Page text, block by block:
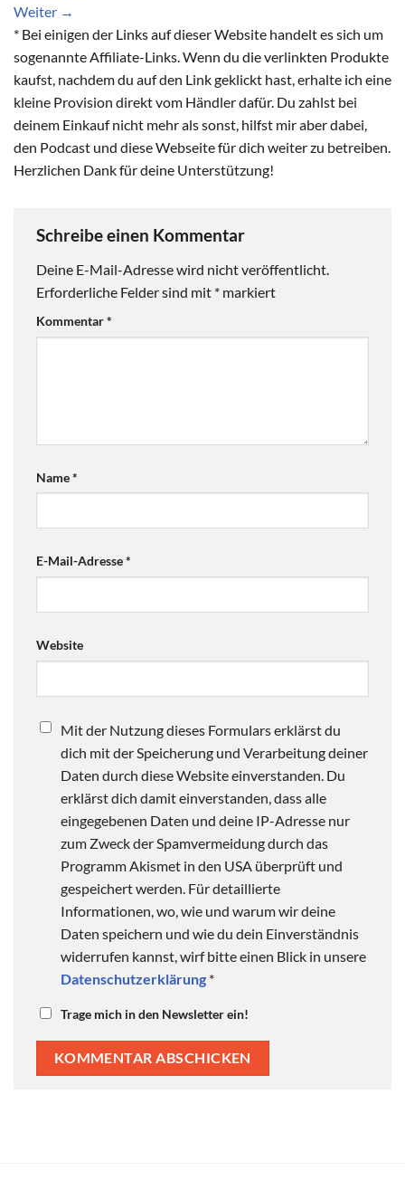
Weiter →
* Bei einigen der Links auf dieser Website handelt es sich um
sogenannte Affiliate-Links. Wenn du die verlinkten Produkte
kaufst, nachdem du auf den Link geklickt hast, erhalte ich eine
kleine Provision direkt vom Händler dafür. Du zahlst bei
deinem Einkauf nicht mehr als sonst, hilfst mir aber dabei,
den Podcast und diese Webseite für dich weiter zu betreiben.
Herzlichen Dank für deine Unterstützung!
Schreibe einen Kommentar
Deine E-Mail-Adresse wird nicht veröffentlicht.
Erforderliche Felder sind mit * markiert
Kommentar*
Name*
E-Mail-Adresse*
Website
Mit der Nutzung dieses Formulars erklärst du
dich mit der Speicherung und Verarbeitung deiner
Daten durch diese Website einverstanden. Du
erklärst dich damit einverstanden, dass alle
eingegebenen Daten und deine IP-Adresse nur
zum Zweck der Spamvermeidung durch das
Programm Akismet in den USA überprüft und
gespeichert werden. Für detaillierte
Informationen, wo, wie und warum wir deine
Daten speichern und wie du dein Einverständnis
widerrufen kannst, wirf bitte einen Blick in unsere
Datenschutzerklärung *
Trage mich in den Newsletter ein!